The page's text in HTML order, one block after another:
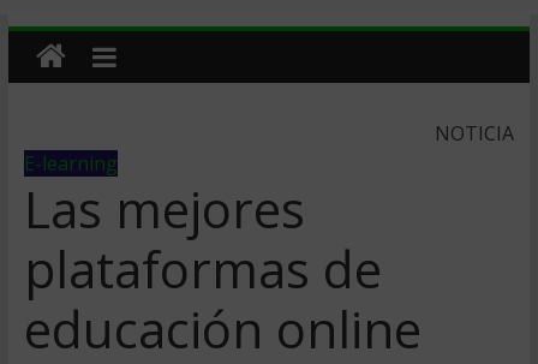
NOTICIA
E-learning
Las mejores
plataformas de
educación online